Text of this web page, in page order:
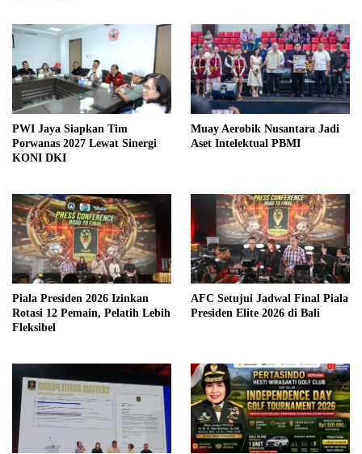
PWI Jaya Siapkan Tim
Porwanas 2027 Lewat Sinergi
KONI DKI
Muay Aerobik Nusantara Jadi
Aset Intelektual PBMI
Piala Presiden 2026 Izinkan
Rotasi 12 Pemain, Pelatih Lebih
Fleksibel
AFC Setujui Jadwal Final Piala
Presiden Elite 2026 di Bali